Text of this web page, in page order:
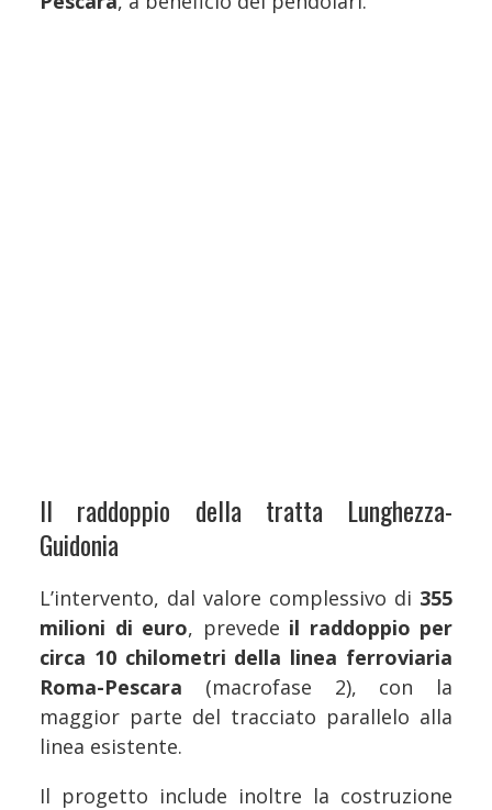
Il raddoppio della tratta Lunghezza-
Guidonia
L’intervento, dal valore complessivo di 355
milioni di euro, prevede il raddoppio per
circa 10 chilometri della linea ferroviaria
Roma-Pescara (macrofase 2), con la
maggior parte del tracciato parallelo alla
linea esistente.
Il progetto include inoltre la costruzione